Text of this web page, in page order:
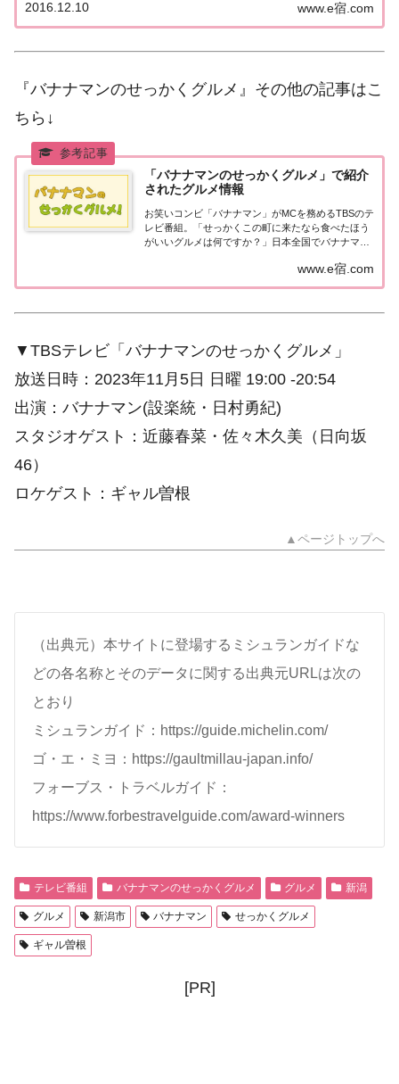
べたほうがいいグルメは何ですか？」日本全国でバ
ナナマン日村さんが地元民オススメの絶品グルメ...
www.e宿.com
2016.12.10
『バナナマンのせっかくグルメ』その他の記事はこ
ちら↓
「バナナマンのせっかくグルメ」で紹介
されたグルメ情報
お笑いコンビ「バナナマン」がMCを務めるTBSのテ
レビ番組。「せっかくこの町に来たなら食べたほう
がいいグルメは何ですか？」日本全国でバナナマン
www.e宿.com
▼TBSテレビ「バナナマンのせっかくグルメ」
放送日時：2023年11月5日 日曜 19:00 -20:54
出演：バナナマン(設楽統・日村勇紀)
スタジオゲスト：近藤春菜・佐々木久美（日向坂
46）
ロケゲスト：ギャル曽根
▲ページトップへ
（出典元）本サイトに登場するミシュランガイドな
どの各名称とそのデータに関する出典元URLは次の
とおり
ミシュランガイド：https://guide.michelin.com/
ゴ・エ・ミヨ：https://gaultmillau-japan.info/
フォーブス・トラベルガイド：
https://www.forbestravelguide.com/award-winners
テレビ番組 バナナマンのせっかくグルメ グルメ 新潟
グルメ 新潟市 バナナマン せっかくグルメ
ギャル曽根
[PR]